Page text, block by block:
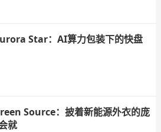
Star：AI算力包装下的快盘
Source：披着新能源外衣的庞
就